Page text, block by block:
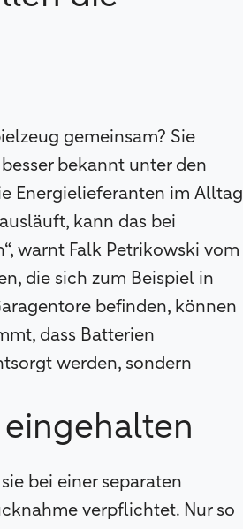
gemeinsam? Sie
bekannt unter den
Energielieferanten im Alltag
kann das bei
warnt Falk Petrikowski vom
die sich zum Beispiel in
befinden, können
dass Batterien
werden, sondern
bei einer separaten
verpflichtet. Nur so